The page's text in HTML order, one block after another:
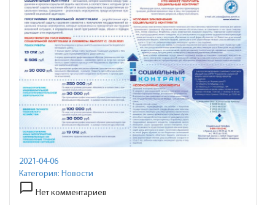
2021-04-06
Категория: Новости
chat_bubble_outline Нет комментариев